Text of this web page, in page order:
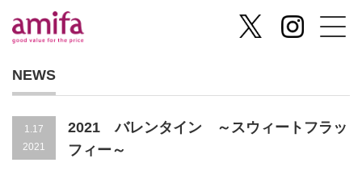
NEWS
1.17
2021
2021 バレンタイン ～スウィートフラッ
フィー～